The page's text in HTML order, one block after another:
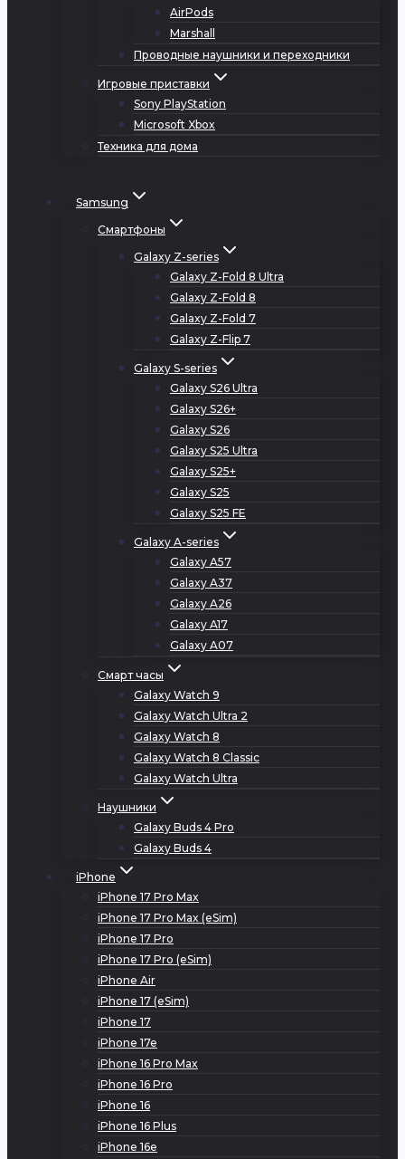
AirPods
Marshall
Проводные наушники и переходники
Игровые приставки
Sony PlayStation
Microsoft Xbox
Техника для дома
Samsung
Смартфоны
Galaxy Z-series
Galaxy Z-Fold 8 Ultra
Galaxy Z-Fold 8
Galaxy Z-Fold 7
Galaxy Z-Flip 7
Galaxy S-series
Galaxy S26 Ultra
Galaxy S26+
Galaxy S26
Galaxy S25 Ultra
Galaxy S25+
Galaxy S25
Galaxy S25 FE
Galaxy A-series
Galaxy A57
Galaxy A37
Galaxy A26
Galaxy A17
Galaxy A07
Смарт часы
Galaxy Watch 9
Galaxy Watch Ultra 2
Galaxy Watch 8
Galaxy Watch 8 Classic
Galaxy Watch Ultra
Наушники
Galaxy Buds 4 Pro
Galaxy Buds 4
iPhone
iPhone 17 Pro Max
iPhone 17 Pro Max (eSim)
iPhone 17 Pro
iPhone 17 Pro (eSim)
iPhone Air
iPhone 17 (eSim)
iPhone 17
iPhone 17e
iPhone 16 Pro Max
iPhone 16 Pro
iPhone 16
iPhone 16 Plus
iPhone 16e